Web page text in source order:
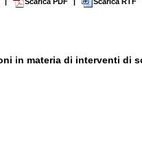
in materia di interventi di